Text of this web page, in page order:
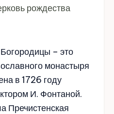
рождества
– это
монастыря
в 1726 году
И. Фонтаной.
Пречистенская